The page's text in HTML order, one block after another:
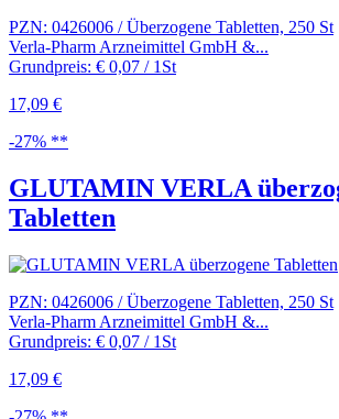
PZN: 0426006 / Überzogene Tabletten, 250 St
Verla-Pharm Arzneimittel GmbH &...
Grundpreis: € 0,07 / 1St
17,09 €
-27% **
GLUTAMIN VERLA
Tabletten
PZN: 0426006 / Überzogene Tabletten, 250 St
Verla-Pharm Arzneimittel GmbH &...
Grundpreis: € 0,07 / 1St
17,09 €